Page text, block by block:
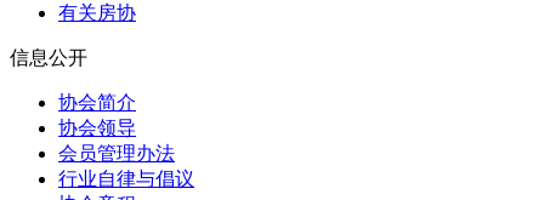
有关房协
信息公开
协会简介
协会领导
会员管理办法
行业自律与倡议